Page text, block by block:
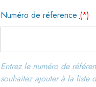
Numéro de réference (*)
Entrez le numéro de
souhaitez ajouter à la liste